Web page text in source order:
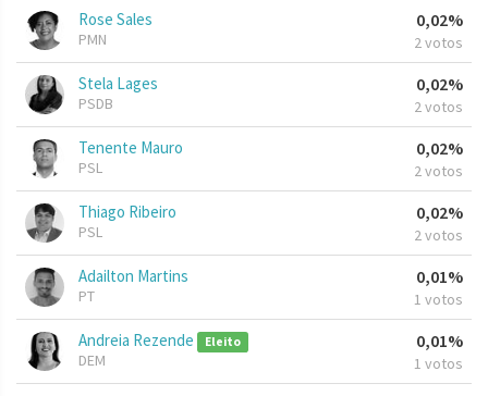
Rose Sales
PMN
0,02%
2 votos
Stela Lages
PSDB
0,02%
2 votos
Tenente Mauro
PSL
0,02%
2 votos
Thiago Ribeiro
PSL
0,02%
2 votos
Adailton Martins
PT
0,01%
1 votos
Andreia Rezende Eleito
DEM
0,01%
1 votos